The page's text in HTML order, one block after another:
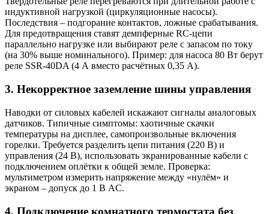
индуктивной нагрузкой (циркуляционные насосы).
Последствия – подгорание контактов, ложные срабатывания.
Для предотвращения ставят демпферные RC-цепи
параллельно нагрузке или выбирают реле с запасом по току
(на 30% выше номинального). Пример: для насоса 80 Вт берут
реле SSR-40DA (4 А вместо расчётных 0,35 А).
3. Некорректное заземление шины управления
Наводки от силовых кабелей искажают сигналы аналоговых
датчиков. Типичные симптомы: хаотичные скачки
температуры на дисплее, самопроизвольные включения
горелки. Требуется разделить цепи питания (220 В) и
управления (24 В), использовать экранированные кабели с
подключением оплётки к общей земле. Проверка:
мультиметром измерить напряжение между «нулём» и
экраном – допуск до 1 В AC.
4. Подключение комнатного термостата без